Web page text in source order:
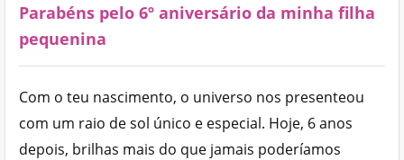
Parabéns pelo 6º aniversário da minha filha
pequenina
Com o teu nascimento, o universo nos presenteou
com um raio de sol único e especial. Hoje, 6 anos
depois, brilhas mais do que jamais poderíamos